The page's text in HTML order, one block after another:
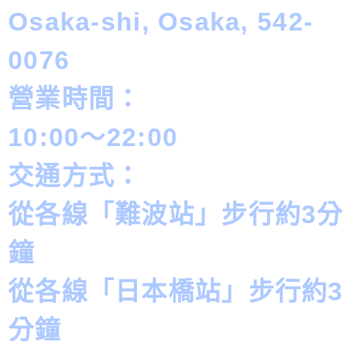
Osaka-shi, Osaka, 542-
0076
營業時間：
10:00～22:00
交通方式：
從各線「難波站」步行約3分
鐘
從各線「日本橋站」步行約3
分鐘